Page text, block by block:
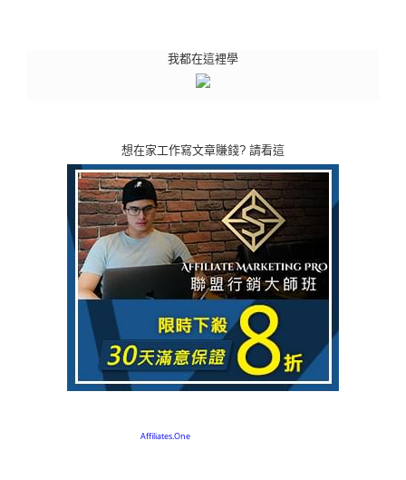
我都在這裡學
想在家工作寫文章賺錢? 請看這